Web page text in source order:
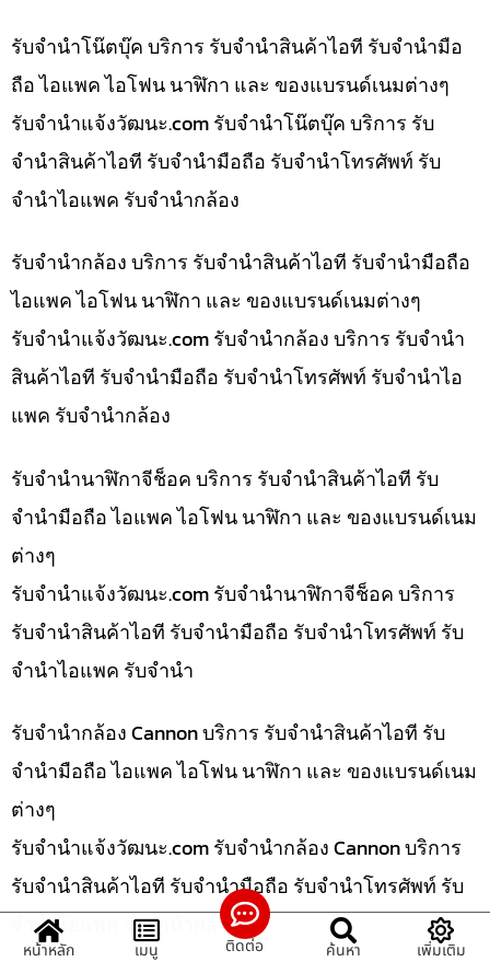
รับจำนำโน๊ตบุ๊ค บริการ รับจำนำสินค้าไอที รับจำนำมือ
ถือ ไอแพค ไอโฟน นาฬิกา และ ของแบรนด์เนมต่างๆ
รับจํานําแจ้งวัฒนะ.com รับจำนำโน๊ตบุ๊ค บริการ รับ
จำนำสินค้าไอที รับจำนำมือถือ รับจำนำโทรศัพท์ รับ
จำนำไอแพค รับจำนำกล้อง
รับจำนำกล้อง บริการ รับจำนำสินค้าไอที รับจำนำมือถือ
ไอแพค ไอโฟน นาฬิกา และ ของแบรนด์เนมต่างๆ
รับจํานําแจ้งวัฒนะ.com รับจำนำกล้อง บริการ รับจำนำ
สินค้าไอที รับจำนำมือถือ รับจำนำโทรศัพท์ รับจำนำไอ
แพค รับจำนำกล้อง
รับจำนำนาฬิกาจีช็อค บริการ รับจำนำสินค้าไอที รับ
จำนำมือถือ ไอแพค ไอโฟน นาฬิกา และ ของแบรนด์เนม
ต่างๆ
รับจํานําแจ้งวัฒนะ.com รับจำนำนาฬิกาจีช็อค บริการ
รับจำนำสินค้าไอที รับจำนำมือถือ รับจำนำโทรศัพท์ รับ
จำนำไอแพค รับจำนำ
รับจำนำกล้อง Cannon บริการ รับจำนำสินค้าไอที รับ
จำนำมือถือ ไอแพค ไอโฟน นาฬิกา และ ของแบรนด์เนม
ต่างๆ
รับจํานําแจ้งวัฒนะ.com รับจำนำกล้อง Cannon บริการ
รับจำนำสินค้าไอที รับจำนำมือถือ รับจำนำโทรศัพท์ รับ
จำนำไอแพค รับจำนำกล
หน้าหลัก เมนู ติดต่อ ค้นหา เพิ่มเติม